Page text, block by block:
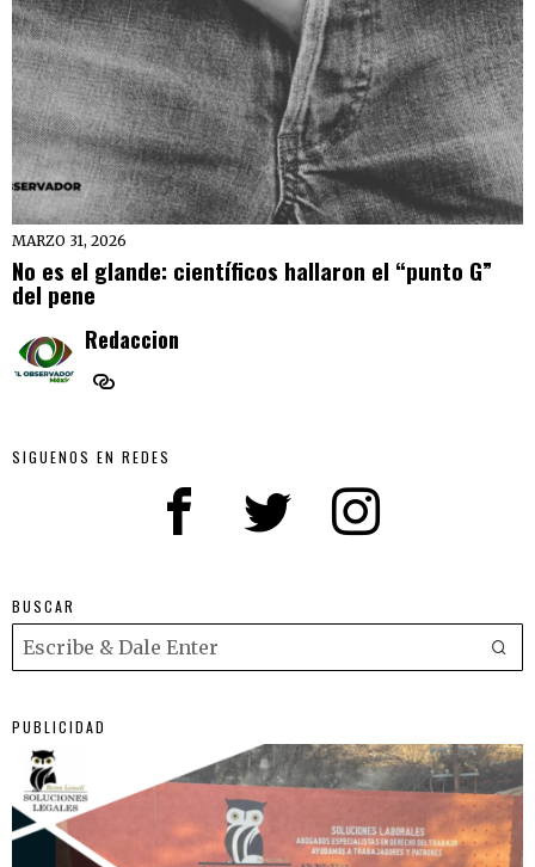
MARZO 31, 2026
No es el glande: científicos hallaron el “punto G”
del pene
Redaccion
SIGUENOS EN REDES
BUSCAR
PUBLICIDAD